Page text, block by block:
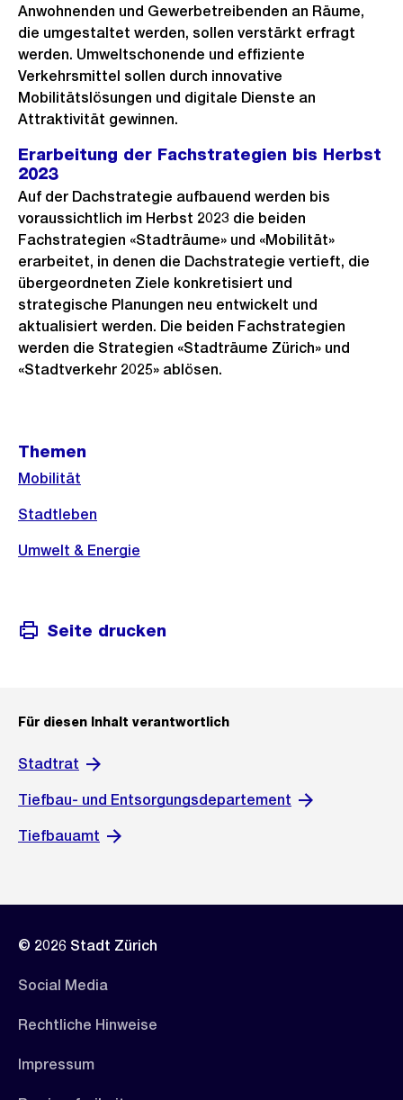
Anwohnenden und Gewerbetreibenden an Räume,
die umgestaltet werden, sollen verstärkt erfragt
werden. Umweltschonende und effiziente
Verkehrsmittel sollen durch innovative
Mobilitätslösungen und digitale Dienste an
Attraktivität gewinnen.
Erarbeitung der Fachstrategien bis Herbst
2023
Auf der Dachstrategie aufbauend werden bis
voraussichtlich im Herbst 2023 die beiden
Fachstrategien «Stadträume» und «Mobilität»
erarbeitet, in denen die Dachstrategie vertieft, die
übergeordneten Ziele konkretisiert und
strategische Planungen neu entwickelt und
aktualisiert werden. Die beiden Fachstrategien
werden die Strategien «Stadträume Zürich» und
«Stadtverkehr 2025» ablösen.
Informationen
Themen
Mobilität
Stadtleben
Umwelt & Energie
Seite drucken
Für diesen Inhalt verantwortlich
Stadtrat
Tiefbau- und Entsorgungsdepartement
Tiefbauamt
© 2026 Stadt Zürich
Social Media
Rechtliche Hinweise
Impressum